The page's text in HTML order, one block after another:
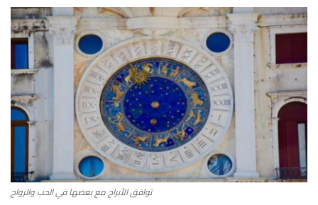
صحة ولياقة
أطباق من المطابخ العربية
سياحة وسفر
منوعات عامة
جاليري الفن التشكيلي
توافق الأبراج مع بعضها في الحب والزواج